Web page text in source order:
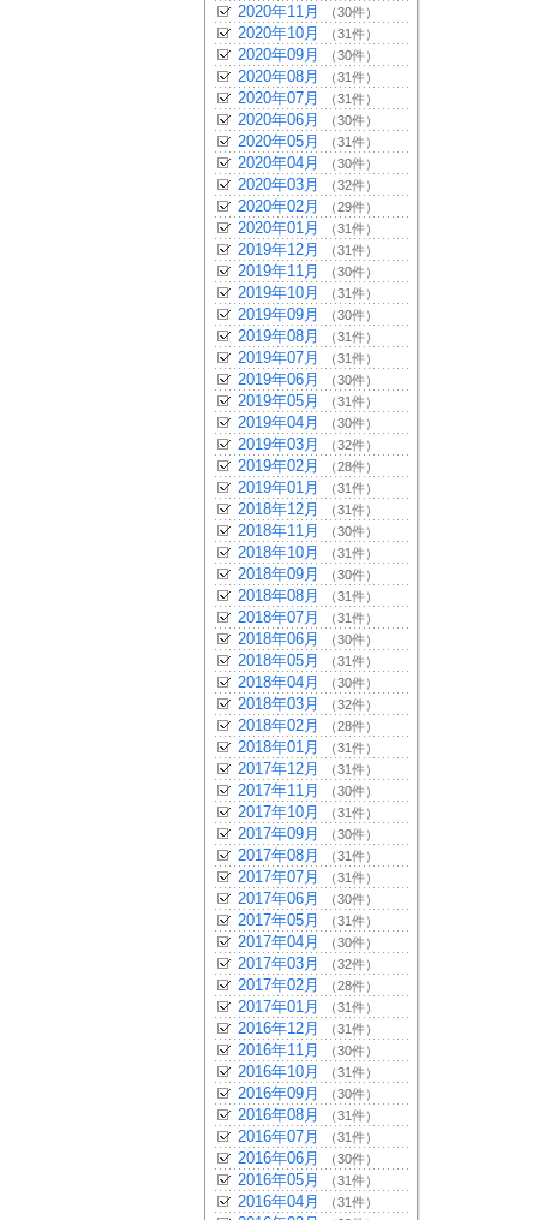
2020年11月 （30件）
2020年10月 （31件）
2020年09月 （30件）
2020年08月 （31件）
2020年07月 （31件）
2020年06月 （30件）
2020年05月 （31件）
2020年04月 （30件）
2020年03月 （32件）
2020年02月 （29件）
2020年01月 （31件）
2019年12月 （31件）
2019年11月 （30件）
2019年10月 （31件）
2019年09月 （30件）
2019年08月 （31件）
2019年07月 （31件）
2019年06月 （30件）
2019年05月 （31件）
2019年04月 （30件）
2019年03月 （32件）
2019年02月 （28件）
2019年01月 （31件）
2018年12月 （31件）
2018年11月 （30件）
2018年10月 （31件）
2018年09月 （30件）
2018年08月 （31件）
2018年07月 （31件）
2018年06月 （30件）
2018年05月 （31件）
2018年04月 （30件）
2018年03月 （32件）
2018年02月 （28件）
2018年01月 （31件）
2017年12月 （31件）
2017年11月 （30件）
2017年10月 （31件）
2017年09月 （30件）
2017年08月 （31件）
2017年07月 （31件）
2017年06月 （30件）
2017年05月 （31件）
2017年04月 （30件）
2017年03月 （32件）
2017年02月 （28件）
2017年01月 （31件）
2016年12月 （31件）
2016年11月 （30件）
2016年10月 （31件）
2016年09月 （30件）
2016年08月 （31件）
2016年07月 （31件）
2016年06月 （30件）
2016年05月 （31件）
2016年04月 （31件）